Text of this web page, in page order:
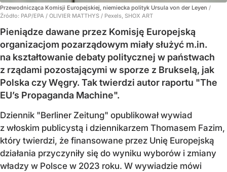
Przewodnicząca Komisji Europejskiej, niemiecka polityk Ursula von der Leyen /
Źródło: PAP/EPA / OLIVIER MATTHYS / Pexels, SHOX ART
Pieniądze dawane przez Komisję Europejską
organizacjom pozarządowym miały służyć m.in.
na kształtowanie debaty politycznej w państwach
z rządami pozostającymi w sporze z Brukselą, jak
Polska czy Węgry. Tak twierdzi autor raportu "The
EU’s Propaganda Machine".
Dziennik "Berliner Zeitung" opublikował wywiad
z włoskim publicystą i dziennikarzem Thomasem Fazim,
który twierdzi, że finansowane przez Unię Europejską
działania przyczyniły się do wyniku wyborów i zmiany
władzy w Polsce w 2023 roku. W wywiadzie mówi